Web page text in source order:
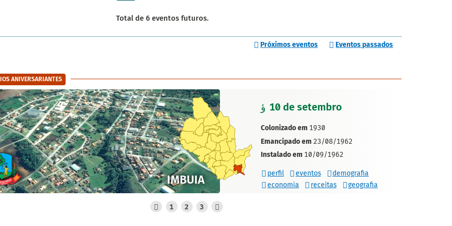
Total de 6 eventos futuros.
Próximos eventos Eventos passados
ANIVERSARIANTES
IMBUIA
10 de setembro
Colonizado em 1930
Emancipado em 23/08/1962
Instalado em 10/09/1962
perfil eventos
demografia
economia
receitas geografia
1 2 3